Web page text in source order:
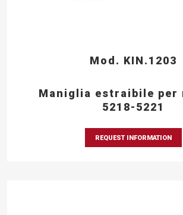
Mod. KIN.1203
Maniglia estraibile per
5218-5221
REQUEST INFORMATION